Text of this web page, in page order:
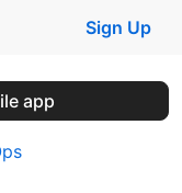
Sign Up
app